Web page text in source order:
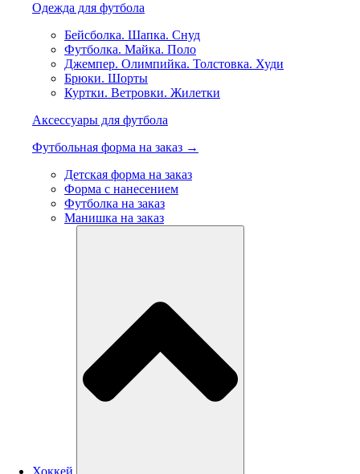
Одежда для футбола
Бейсболка. Шапка. Снуд
Футболка. Майка. Поло
Джемпер. Олимпийка. Толстовка. Худи
Брюки. Шорты
Куртки. Ветровки. Жилетки
Аксессуары для футбола
Футбольная форма на заказ →
Детская форма на заказ
Форма с нанесением
Футболка на заказ
Манишка на заказ
Хоккей